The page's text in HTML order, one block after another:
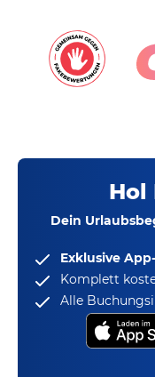
Hol
Dein
Exklusive
Komplett
Alle